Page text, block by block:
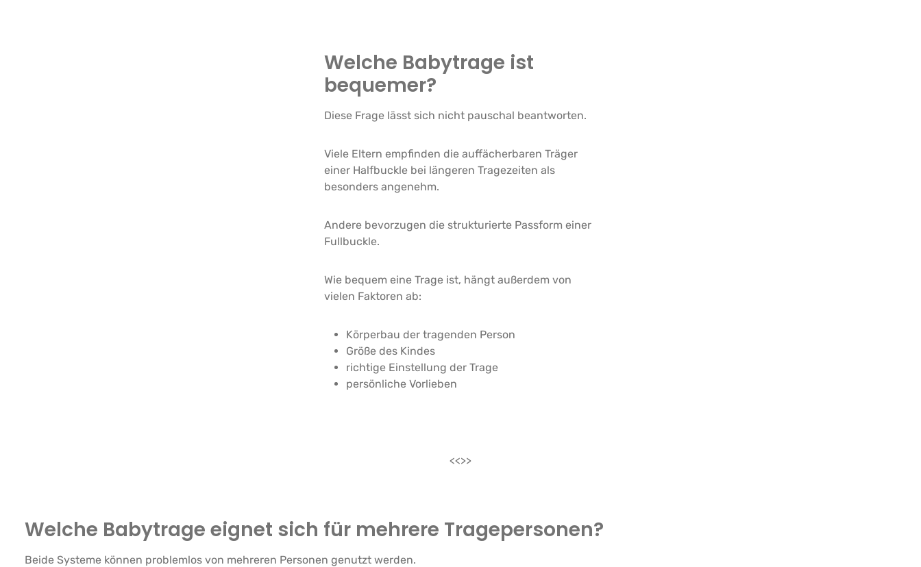
Welche Babytrage ist
bequemer?
Diese Frage lässt sich nicht pauschal beantworten.
Viele Eltern empfinden die auffächerbaren Träger
einer Halfbuckle bei längeren Tragezeiten als
besonders angenehm.
Andere bevorzugen die strukturierte Passform einer
Fullbuckle.
Wie bequem eine Trage ist, hängt außerdem von
vielen Faktoren ab:
Körperbau der tragenden Person
Größe des Kindes
richtige Einstellung der Trage
persönliche Vorlieben
<<>>
Welche Babytrage eignet sich für mehrere Tragepersonen?
Beide Systeme können problemlos von mehreren Personen genutzt werden.